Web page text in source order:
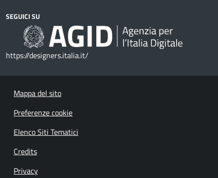
SEGUICI SU
https://designers.italia.it/
Mappa del sito
Preferenze cookie
Elenco Siti Tematici
Credits
Privacy